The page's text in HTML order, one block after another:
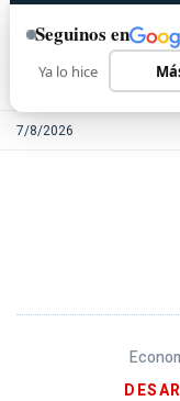
7/8/2026
Seguinos en
Ya lo hice